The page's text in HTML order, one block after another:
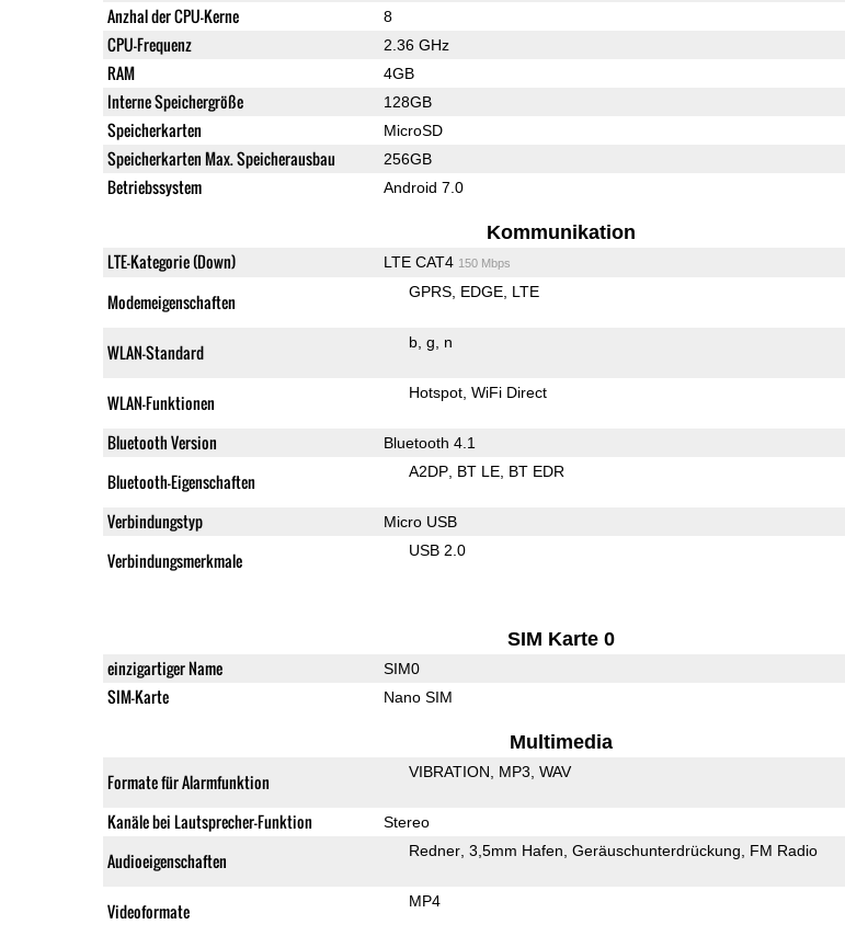
Anzhal der CPU-Kerne 8
CPU-Frequenz 2.36 GHz
RAM 4GB
Interne Speichergröße 128GB
Speicherkarten MicroSD
Speicherkarten Max. Speicherausbau 256GB
Betriebssystem Android 7.0
Kommunikation
LTE-Kategorie (Down) LTE CAT4 150 Mbps
Modemeigenschaften GPRS EDGE LTE
WLAN-Standard b g n
WLAN-Funktionen Hotspot WiFi Direct
Bluetooth Version Bluetooth 4.1
Bluetooth-Eigenschaften A2DP BT LE BT EDR
Verbindungstyp Micro USB
Verbindungsmerkmale USB 2.0
SIM Karte 0
einzigartiger Name SIM0
SIM-Karte Nano SIM
Multimedia
Formate für Alarmfunktion VIBRATION MP3 WAV
Kanäle bei Lautsprecher-Funktion Stereo
Audioeigenschaften Redner 3,5mm Hafen Geräuschunterdrückung FM Radio
Videoformate MP4